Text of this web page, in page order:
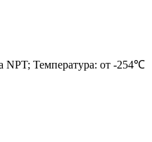
NPT; Температура: от -254℃